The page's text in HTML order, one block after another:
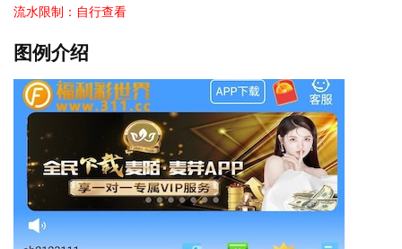
流水限制：自行查看
图例介绍